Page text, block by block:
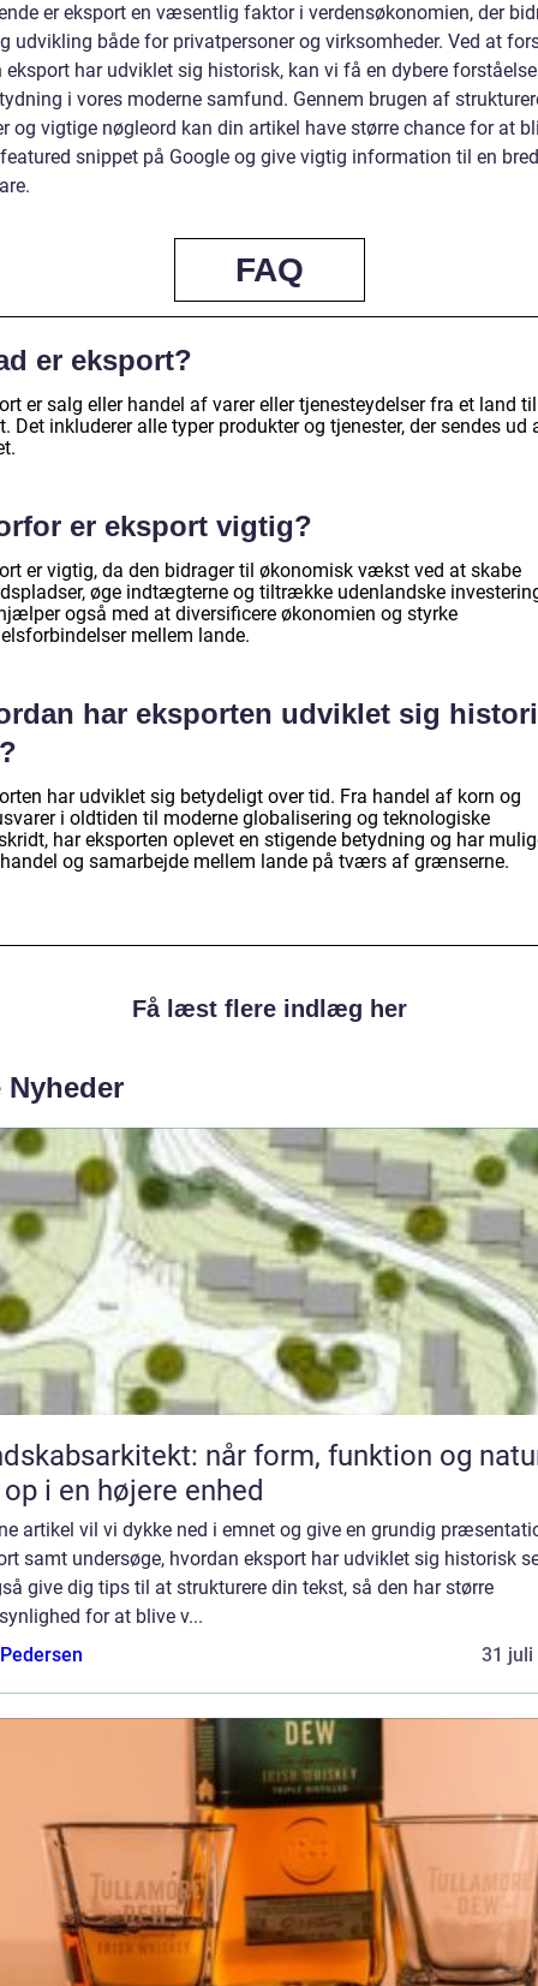
er eksport en væsentlig faktor i verdensøkonomien, der
udvikling både for privatpersoner og virksomheder. Ved at
eksport har udviklet sig historisk, kan vi få en dybere
i vores moderne samfund. Gennem brugen af
og vigtige nøgleord kan din artikel have større chance for at
snippet på Google og give vigtig information til en bred
FAQ
er eksport?
er salg eller handel af varer eller tjenesteydelser fra et land
Det inkluderer alle typer produkter og tjenester, der sendes ud
er eksport vigtig?
er vigtig, da den bidrager til økonomisk vækst ved at skabe
øge indtægterne og tiltrække udenlandske
også med at diversificere økonomien og styrke
mellem lande.
har eksporten udviklet sig
har udviklet sig betydeligt over tid. Fra handel af korn og
i oldtiden til moderne globalisering og teknologiske
har eksporten oplevet en stigende betydning og har
og samarbejde mellem lande på tværs af grænserne.
Få læst flere indlæg her
Nyheder
når form, funktion og
i en højere enhed
artikel vil vi dykke ned i emnet og give en grundig
samt undersøge, hvordan eksport har udviklet sig historisk
give dig tips til at strukturere din tekst, så den har større
for at blive v...
31 juli